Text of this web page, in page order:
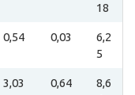
18
0,54 0,03
6,2
5
3,03 0,64
8,6